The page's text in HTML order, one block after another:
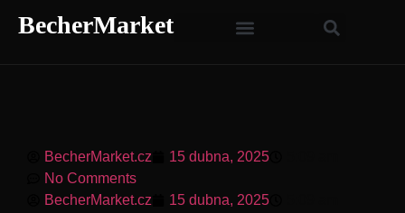
BecherMarket
BecherMarket.cz 15 dubna, 2025
No Comments
BecherMarket.cz
15 dubna, 2025